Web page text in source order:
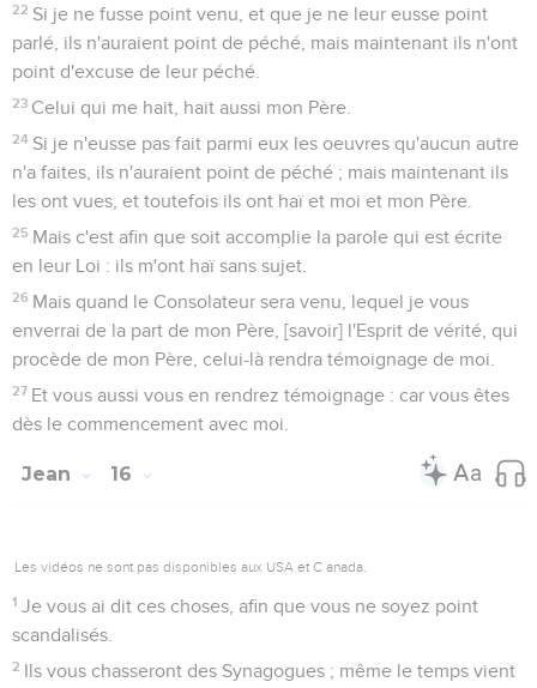
22 Si je ne fusse point venu, et que je ne leur eusse point
parlé, ils n'auraient point de péché, mais maintenant ils n'ont
point d'excuse de leur péché.
23 Celui qui me hait, hait aussi mon Père.
24 Si je n'eusse pas fait parmi eux les oeuvres qu'aucun autre
n'a faites, ils n'auraient point de péché ; mais maintenant ils
les ont vues, et toutefois ils ont haï et moi et mon Père.
25 Mais c'est afin que soit accomplie la parole qui est écrite
en leur Loi : ils m'ont haï sans sujet.
26 Mais quand le Consolateur sera venu, lequel je vous
enverrai de la part de mon Père, [savoir] l'Esprit de vérité, qui
procède de mon Père, celui-là rendra témoignage de moi.
27 Et vous aussi vous en rendrez témoignage : car vous êtes
dès le commencement avec moi.
Jean 16
Les vidéos ne sont pas disponibles aux USA et C anada.
1 Je vous ai dit ces choses, afin que vous ne soyez point
scandalisés.
2 Ils vous chasseront des Synagogues ; même le temps vient